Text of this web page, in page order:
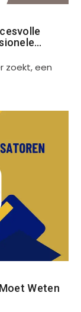
zoekt, een
Weten